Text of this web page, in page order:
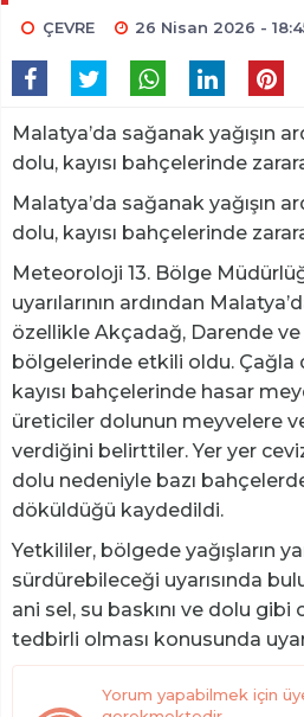
ÇEVRE 26 Nisan 2026 -
Malatya’da sağanak yağışın
dolu, kayısı bahçelerinde
Malatya’da sağanak yağışın
dolu, kayısı bahçelerinde
Meteoroloji 13. Bölge
uyarılarının ardından
özellikle Akçadağ, Darende ve
bölgelerinde etkili oldu. Çağla
kayısı bahçelerinde hasar
üreticiler dolunun meyvelere
verdiğini belirttiler. Yer yer
dolu nedeniyle bazı
döküldüğü kaydedildi.
Yetkililer, bölgede yağışların
sürdürebileceği uyarısında
ani sel, su baskını ve dolu gibi
tedbirli olması konusunda
Yorum yapabilmek için